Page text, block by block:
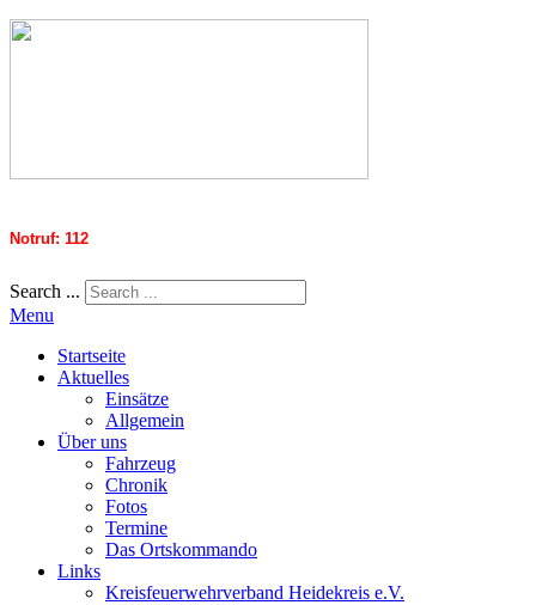
Notruf: 112
Search ...
Menu
Startseite
Aktuelles
Einsätze
Allgemein
Über uns
Fahrzeug
Chronik
Fotos
Termine
Das Ortskommando
Links
Kreisfeuerwehrverband Heidekreis e.V.